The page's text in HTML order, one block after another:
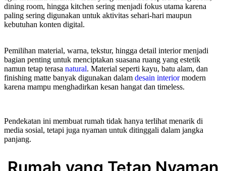
dining room, hingga kitchen sering menjadi fokus utama karena
paling sering digunakan untuk aktivitas sehari-hari maupun
kebutuhan konten digital.
Pemilihan material, warna, tekstur, hingga detail interior menjadi
bagian penting untuk menciptakan suasana ruang yang estetik
namun tetap terasa natural. Material seperti kayu, batu alam, dan
finishing matte banyak digunakan dalam desain interiormodern
karena mampu menghadirkan kesan hangat dan timeless.
Pendekatan ini membuat rumah tidak hanya terlihat menarik di
media sosial, tetapi juga nyaman untuk ditinggali dalam jangka
panjang.